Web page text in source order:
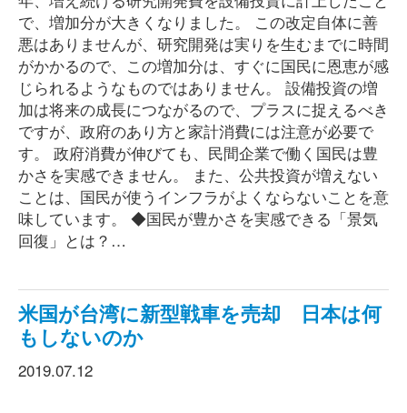
で、増加分が大きくなりました。 この改定自体に善
悪はありませんが、研究開発は実りを生むまでに時間
がかかるので、この増加分は、すぐに国民に恩恵が感
じられるようなものではありません。 設備投資の増
加は将来の成長につながるので、プラスに捉えるべき
ですが、政府のあり方と家計消費には注意が必要で
す。 政府消費が伸びても、民間企業で働く国民は豊
かさを実感できません。 また、公共投資が増えない
ことは、国民が使うインフラがよくならないことを意
味しています。 ◆国民が豊かさを実感できる「景気
回復」とは？…
米国が台湾に新型戦車を売却 日本は何
もしないのか
2019.07.12